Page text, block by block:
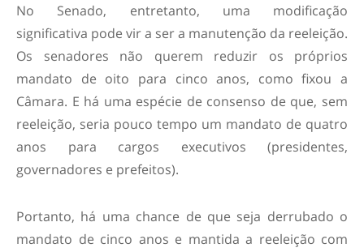
No Senado, entretanto, uma modificação
significativa pode vir a ser a manutenção da reeleição.
Os senadores não querem reduzir os próprios
mandato de oito para cinco anos, como fixou a
Câmara. E há uma espécie de consenso de que, sem
reeleição, seria pouco tempo um mandato de quatro
anos para cargos executivos (presidentes,
governadores e prefeitos).
Portanto, há uma chance de que seja derrubado o
mandato de cinco anos e mantida a reeleição com